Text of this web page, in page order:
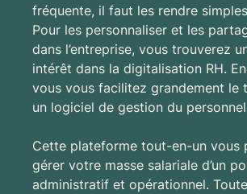
fréquente, il faut les rendre
Pour les personnaliser et les
dans l’entreprise, vous trouverez
intérêt​ dans la digitalisation RH.
vous vous facilitez grandement le
un logiciel de gestion du
Cette plateforme tout-en-un vous
gérer votre masse salariale d’un
administratif et opérationnel.